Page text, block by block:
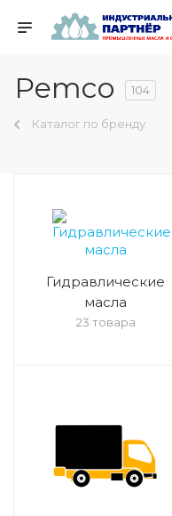
Pemco 104
Каталог по бренду
Гидравлические
масла
23 товара